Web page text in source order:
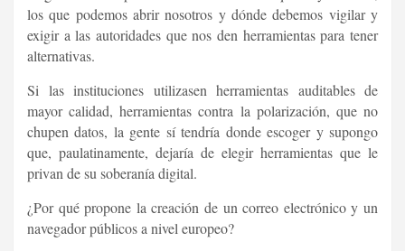
los que podemos abrir nosotros y dónde debemos vigilar y
exigir a las autoridades que nos den herramientas para tener
alternativas.
Si las instituciones utilizasen herramientas auditables de
mayor calidad, herramientas contra la polarización, que no
chupen datos, la gente sí tendría donde escoger y supongo
que, paulatinamente, dejaría de elegir herramientas que le
privan de su soberanía digital.
¿Por qué propone la creación de un correo electrónico y un
navegador públicos a nivel europeo?